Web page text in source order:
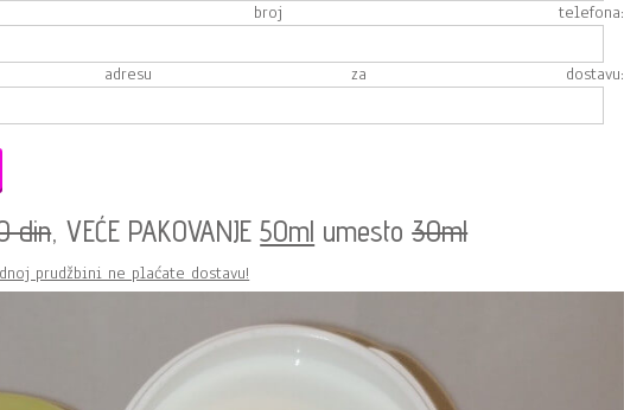
broj telefona:
adresu za dostavu:
din, VEĆE PAKOVANJE50ml umesto30ml
prudžbini ne plaćate dostavu!